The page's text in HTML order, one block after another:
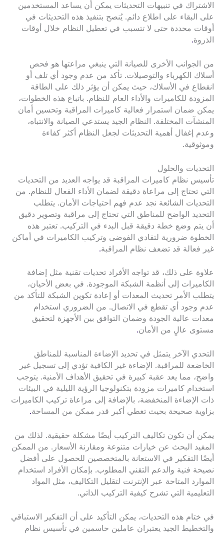
الاشتراك في تنبيهات التحديثات يمكن أن يساعد المستخدمين
على البقاء على اطلاع دائم. يُنصح بتنفيذ هذه التحديثات في
أوقات محددة حتى لا تتسبب في تعطيل النظام خلال أوقات
الذروة.
من الجوانب الأخرى للصيانة التي ينبغي مراعتها هو فحص
أسلاك الكهرباء والتوصيلات. تأكد من عدم وجود أي تلف أو
انقطاع في الأسلاك، حيث يمكن أن يؤثر ذلك على الطاقة
المزودة للكاميرات والأداء العام للنظام. باتباع هذه الخطوات،
يمكن ضمان استمرار فعالية كاميرات المراقبة وتحسين أمان
المنشآت المختلفة. النظام الجيد يستدعي الصيانة والانتباه،
وعدم إغفال أهمية التحديثات لجعل النظام أكثر كفاءة
وموثوقية.
التحديات والحلول
تأسيس نظام كاميرات المراقبة قد يواجه العديد من التحديات
التي تحتاج إلى مراعاة دقيقة لضمان الأداء الفعال للنظام. من
التحديات الشائعة نجد عدم فهم احتياجات الأمان. يتطلب
التحديد الواضح للمناطق التي تحتاج إلى مراقبة وتصوير دقيق
أن يتم وضع خطة دقيقة قبل البدء في التركيب. تعتبر هذه
الخطوة ضرورية لتفادي الفوضى وتركيب الكاميرات في أماكن
غير فعالة قد تضعف نظام المراقبة.
علاوة على ذلك، قد تواجه الأفراد تحديات تقنية مثل إضافة
الكاميرات إلى أنظمة الشبكة الموجودة. في بعض الأحيان،
يتطلب الأمر تحديث المعدات أو إعادة تكوين الشبكة للتأكد من
عدم وجود أي تقطع في الاتصال. من الضروري استخدام
معدات عالية الجودة وضمان التوافق بين الأجهزة لتحقيق
مستوى عالٍ من الأمان.
التحدي الآخر يتمثل في تحديد الإضاءة المناسبة للمناطق
الخاضعة للمراقبة. الإضاءة غير الكافية تؤدي إلى تسجيل غير
واضح، مما يعد عقبة كبيرة في تحقيق الأهداف الأمنية. يتوجب
استخدام كاميرات مزودة بتكنولوجيا الرؤية الليلية في البيئات
ذات الإضاءة المنخفضة، بالإضافة إلى مراعاة تركيب الكاميرات
بزاوية صحيحة بحيث تغطي أكبر قدر ممكن من المساحة.
يمكن أن تكون تكاليف التركيب أيضًا مشكلة حقيقية. لذلك من
المفيد البحث عن خيارات متنوعة ومقارنة الأسعار. من الممكن
أيضًا التفكير في الاستعانة بالمتخصصين للحصول على أفضل
نصيحة فنية والدعم التقني المطلوب. بإمكان الأفراد استخدام
الموارد المتاحة عبر الإنترنت لتقليل التكاليف، مثل المواد
التعليمية التي تشرح كيفية التركيب الذاتي.
في ختام هذه التحديات، يمكن التأكيد على أن التفكير الاستباقي
والتخطيط الجيد يعتبران عاملين حاسمين في تأسيس نظام